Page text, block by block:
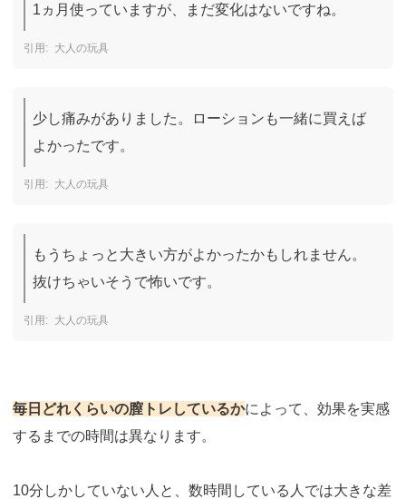
1ヵ月使っていますが、まだ変化はないですね。
大人の玩具
少し痛みがありました。ローションも一緒に買えば
よかったです。
大人の玩具
もうちょっと大きい方がよかったかもしれません。
抜けちゃいそうで怖いです。
大人の玩具
毎日どれくらいの膣トレしているかによって、効果を実感
するまでの時間は異なります。
10分しかしていない人と、数時間している人では大きな差